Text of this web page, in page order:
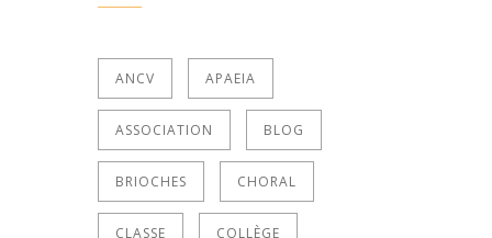
ANCV APAEIA
ASSOCIATION BLOG
BRIOCHES CHORAL
CLASSE COLLÈGE